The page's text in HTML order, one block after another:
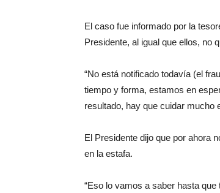
El caso fue informado por la
Presidente, al igual que ellos, no
“No está notificado todavía (el
tiempo y forma, estamos en
resultado, hay que cuidar mucho
El Presidente dijo que por ahora
en la estafa.
“Eso lo vamos a saber hasta